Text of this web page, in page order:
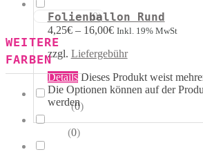
Folienballon Rund
4,25€– 16,00€ Inkl. 19% MwSt
zzgl. Liefergebühr
Details Dieses Produkt weist
Die Optionen können auf der
werden
Mehrfarbig (0)
WEITERE
FARBEN
Kristall (0)
(0)